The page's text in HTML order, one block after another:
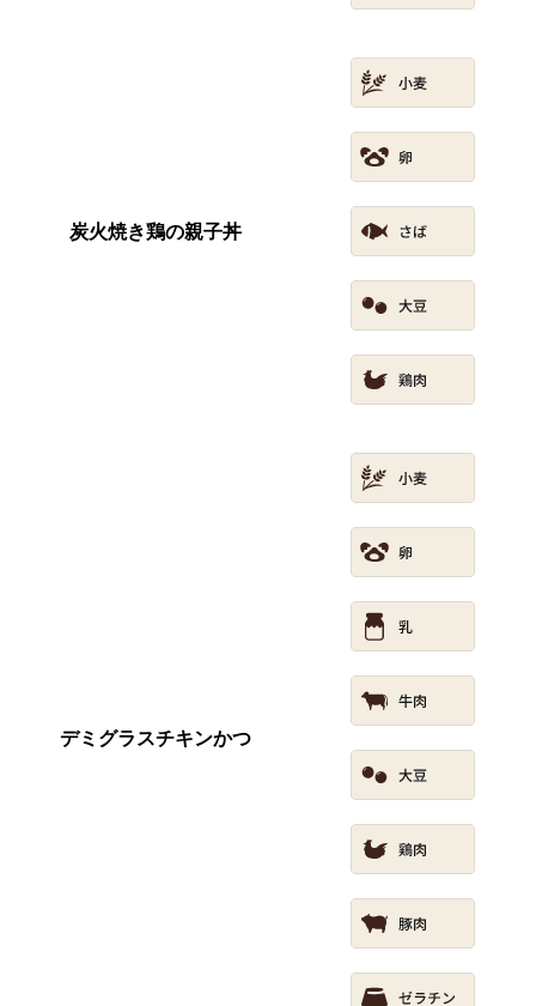
炭火焼き鶏の親子丼
デミグラスチキンかつ